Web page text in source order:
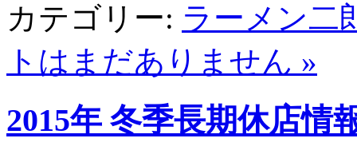
カテゴリー: ラーメン二
トはまだありません »
2015年 冬季長期休店情